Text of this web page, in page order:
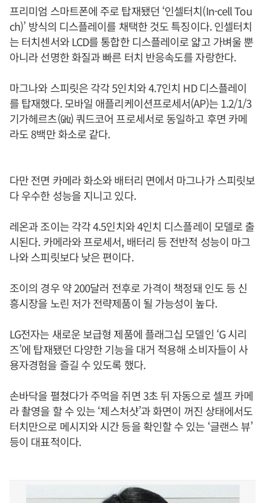
프리미엄 스마트폰에 주로 탑재됐던 ‘인셀터치(In-cell Tou
ch)’ 방식의 디스플레이를 채택한 것도 특징이다. 인셀터치
는 터치센서와 LCD를 통합한 디스플레이로 얇고 가벼울 뿐
아니라 선명한 화질과 빠른 터치 반응속도를 자랑한다.
마그나와 스피릿은 각각 5인치와 4.7인치 HD 디스플레이
를 탑재했다. 모바일 애플리케이션프로세서(AP)는 1.2/1/3
기가헤르츠(㎓) 쿼드코어 프로세서로 동일하고 후면 카메
라도 8백만 화소로 같다.
다만 전면 카메라 화소와 배터리 면에서 마그나가 스피릿보
다 우수한 성능을 지니고 있다.
레온과 조이는 각각 4.5인치와 4인치 디스플레이 모델로 출
시된다. 카메라와 프로세서, 배터리 등 전반적 성능이 마그
나와 스피릿보다 낮은 편이다.
조이의 경우 약 200달러 전후로 가격이 책정돼 인도 등 신
흥시장을 노린 저가 전략제품이 될 가능성이 높다.
LG전자는 새로운 보급형 제품에 플래그십 모델인 ‘G 시리
즈’에 탑재됐던 다양한 기능을 대거 적용해 소비자들이 사
용자경험을 즐길 수 있도록 했다.
손바닥을 펼쳤다가 주먹을 쥐면 3초 뒤 자동으로 셀프 카메
라 촬영을 할 수 있는 ‘제스처샷’과 화면이 꺼진 상태에서도
터치만으로 메시지와 시간 등을 확인할 수 있는 ‘글랜스 뷰’
등이 대표적이다.